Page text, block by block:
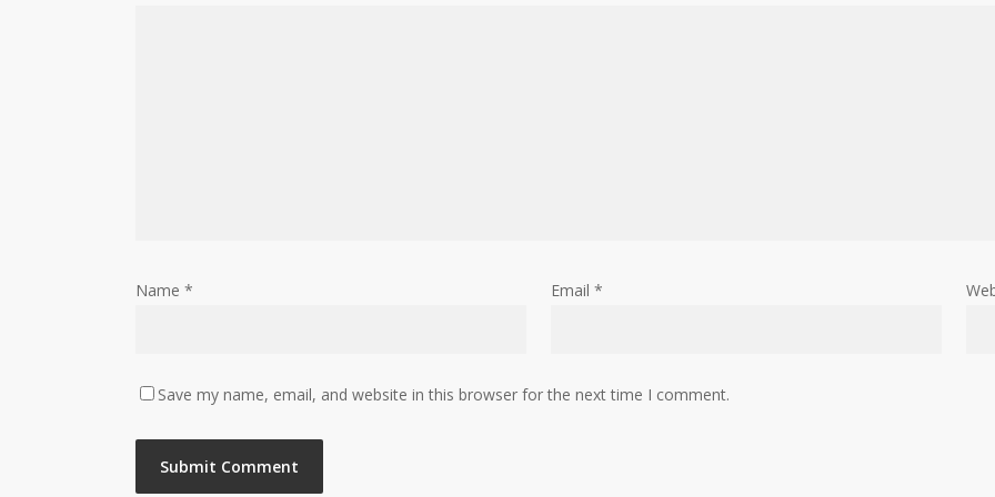
Name * Email *
Save my name, email, and website in this browser for the next time I comment.